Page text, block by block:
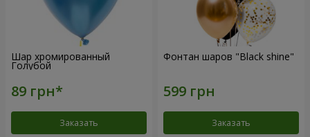
Шар хромированный
Голубой
Заказать
Фонтан шаров "Black shine"
Заказать